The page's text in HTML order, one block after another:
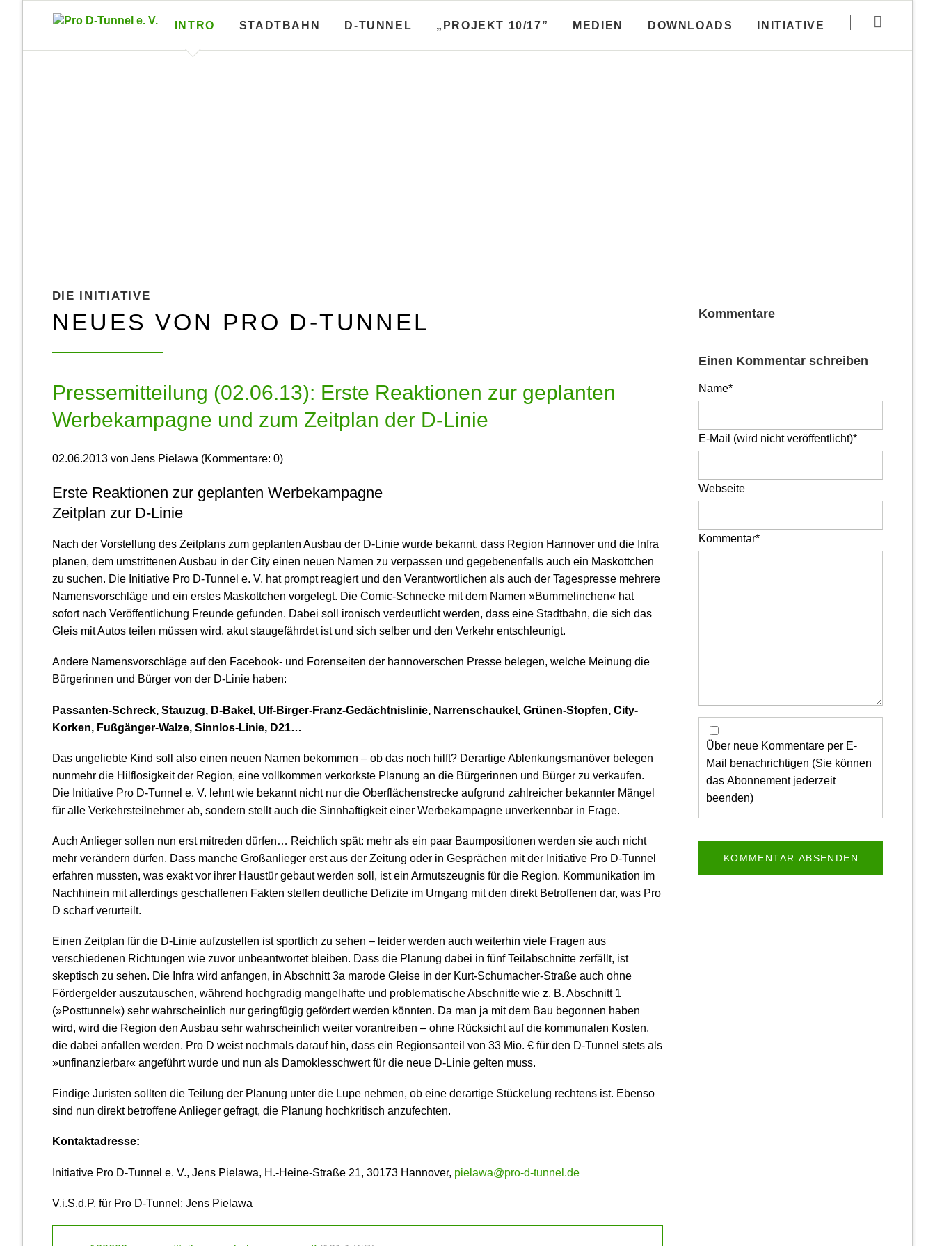
überspringen
INTRO STADTBAHN D-TUNNEL „PROJEKT 10/17” MEDIEN DOWNLOADS
Lagepläne U-Bahn-Bauamt
INITIATIVE
DIE INITIATIVE
NEUES VON PRO D-TUNNEL
Pressemitteilung (02.06.13): Erste Reaktionen zur geplanten
Werbekampagne und zum Zeitplan der D-Linie
02.06.2013von Jens Pielawa (Kommentare: 0)
Erste Reaktionen zur geplanten Werbekampagne
Zeitplan zur D-Linie
Nach der Vorstellung des Zeitplans zum geplanten Ausbau der D-Linie wurde bekannt, dass Region Hannover und die Infra
planen, dem umstrittenen Ausbau in der City einen neuen Namen zu verpassen und gegebenenfalls auch ein Maskottchen
zu suchen. Die Initiative Pro D-Tunnel e. V. hat prompt reagiert und den Verantwortlichen als auch der Tagespresse mehrere
Namensvorschläge und ein erstes Maskottchen vorgelegt. Die Comic-Schnecke mit dem Namen »Bummelinchen« hat
sofort nach Veröffentlichung Freunde gefunden. Dabei soll ironisch verdeutlicht werden, dass eine Stadtbahn, die sich das
Gleis mit Autos teilen müssen wird, akut staugefährdet ist und sich selber und den Verkehr entschleunigt.
Andere Namensvorschläge auf den Facebook- und Forenseiten der hannoverschen Presse belegen, welche Meinung die
Bürgerinnen und Bürger von der D-Linie haben:
Passanten-Schreck, Stauzug, D-Bakel, Ulf-Birger-Franz-Gedächtnislinie, Narrenschaukel, Grünen-Stopfen, City-
Korken, Fußgänger-Walze, Sinnlos-Linie, D21…
Das ungeliebte Kind soll also einen neuen Namen bekommen – ob das noch hilft? Derartige Ablenkungsmanöver belegen
nunmehr die Hilflosigkeit der Region, eine vollkommen verkorkste Planung an die Bürgerinnen und Bürger zu verkaufen.
Die Initiative Pro D-Tunnel e. V. lehnt wie bekannt nicht nur die Oberflächenstrecke aufgrund zahlreicher bekannter Mängel
für alle Verkehrsteilnehmer ab, sondern stellt auch die Sinnhaftigkeit einer Werbekampagne unverkennbar in Frage.
Auch Anlieger sollen nun erst mitreden dürfen… Reichlich spät: mehr als ein paar Baumpositionen werden sie auch nicht
mehr verändern dürfen. Dass manche Großanlieger erst aus der Zeitung oder in Gesprächen mit der Initiative Pro D-Tunnel
erfahren mussten, was exakt vor ihrer Haustür gebaut werden soll, ist ein Armutszeugnis für die Region. Kommunikation im
Nachhinein mit allerdings geschaffenen Fakten stellen deutliche Defizite im Umgang mit den direkt Betroffenen dar, was Pro
D scharf verurteilt.
Einen Zeitplan für die D-Linie aufzustellen ist sportlich zu sehen – leider werden auch weiterhin viele Fragen aus
verschiedenen Richtungen wie zuvor unbeantwortet bleiben. Dass die Planung dabei in fünf Teilabschnitte zerfällt, ist
skeptisch zu sehen. Die Infra wird anfangen, in Abschnitt 3a marode Gleise in der Kurt-Schumacher-Straße auch ohne
Fördergelder auszutauschen, während hochgradig mangelhafte und problematische Abschnitte wie z. B. Abschnitt 1
(»Posttunnel«) sehr wahrscheinlich nur geringfügig gefördert werden könnten. Da man ja mit dem Bau begonnen haben
wird, wird die Region den Ausbau sehr wahrscheinlich weiter vorantreiben – ohne Rücksicht auf die kommunalen Kosten,
die dabei anfallen werden. Pro D weist nochmals darauf hin, dass ein Regionsanteil von 33 Mio. € für den D-Tunnel stets als
»unfinanzierbar« angeführt wurde und nun als Damoklesschwert für die neue D-Linie gelten muss.
Findige Juristen sollten die Teilung der Planung unter die Lupe nehmen, ob eine derartige Stückelung rechtens ist. Ebenso
sind nun direkt betroffene Anlieger gefragt, die Planung hochkritisch anzufechten.
Kontaktadresse:
Initiative Pro D-Tunnel e. V., Jens Pielawa, H.-Heine-Straße 21, 30173 Hannover, pielawa@pro-d-tunnel.de
V.i.S.d.P. für Pro D-Tunnel: Jens Pielawa
Kommentare
Einen Kommentar schreiben
Pflichtfeld
Name*
Pflichtfeld
E-Mail (wird nicht veröffentlicht)*
Webseite
Pflichtfeld
Kommentar*
Über neue Kommentare per E-
Mail benachrichtigen (Sie können
das Abonnement jederzeit
beenden)
KOMMENTAR ABSENDEN